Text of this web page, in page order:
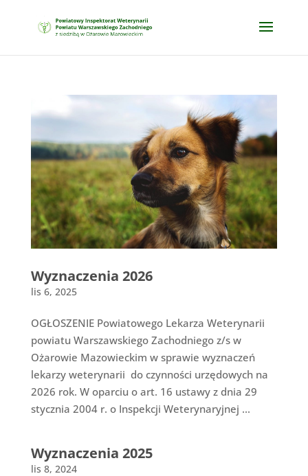
Wyznaczenia 2026
lis 6, 2025
OGŁOSZENIE Powiatowego Lekarza Weterynarii
powiatu Warszawskiego Zachodniego z/s w
Ożarowie Mazowieckim w sprawie wyznaczeń
lekarzy weterynarii do czynności urzędowych na
2026 rok. W oparciu o art. 16 ustawy z dnia 29
stycznia 2004 r. o Inspekcji Weterynaryjnej ...
Wyznaczenia 2025
lis 8, 2024